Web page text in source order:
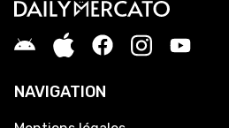
NAVIGATION